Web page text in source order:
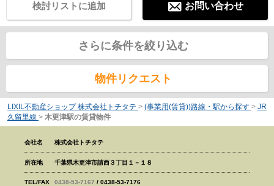
お問い合わせ
検討リストに追加
さらに条件を絞り込む
物件リクエスト
LIXIL不動産ショップ 株式会社トチタテ > (事業用(賃貸))路線・駅から探す > JR
久留里線 > 木更津駅の賃貸物件
会社名 株式会社トチタテ
所在地 千葉県木更津市請西３丁目１－１８
TEL/FAX 0438-53-7167 / 0438-53-7176